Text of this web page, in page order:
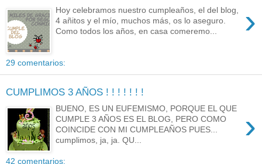
›
Hoy celebramos nuestro cumpleaños, el del blog,
4 añitos y el mío, muchos más, os lo aseguro.
Como todos los años, en casa comeremo...
29 comentarios:
CUMPLIMOS 3 AÑOS ! ! ! ! ! ! !
›
BUENO, ES UN EUFEMISMO, PORQUE EL QUE
CUMPLE 3 AÑOS ES EL BLOG, PERO COMO
COINCIDE CON MI CUMPLEAÑOS PUES...
cumplimos, ja, ja. QU...
42 comentarios: